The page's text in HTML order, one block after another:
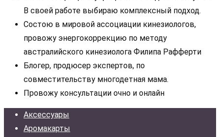
В своей работе выбираю комплексный подход.
Состою в мировой ассоциации кинезиологов,
провожу энергокоррекцию по методу
австралийского кинезиолога Филипа Рафферти
Блогер, продюсер экспертов, по
совместительству многодетная мама.
Провожу консультации очно и онлайн
Аксессуары
Аромакарты